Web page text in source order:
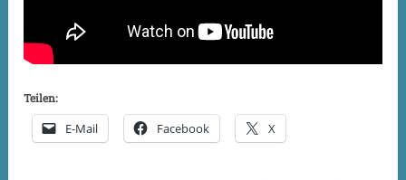
Teilen:
E-Mail Facebook X